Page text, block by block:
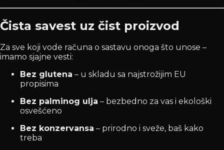
Čista savest uz čist proizvod
Za sve koji vode računa o sastavu onoga što unose –
imamo sjajne vesti:
Bez glutena – u skladu sa najstrožijim EU
propisima
Bez palminog ulja – bezbedno za vas i ekološki
osvešćeno
Bez konzervansa – prirodno i sveže, baš kako
treba